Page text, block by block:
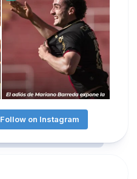
Follow on Instagram